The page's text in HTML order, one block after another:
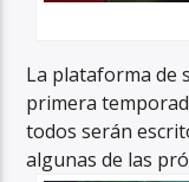
La plataforma de
primera
todos serán
algunas de las